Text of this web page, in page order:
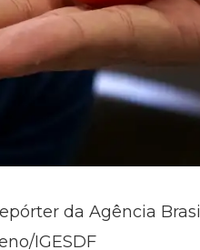
da Agência Brasil
IGESDF